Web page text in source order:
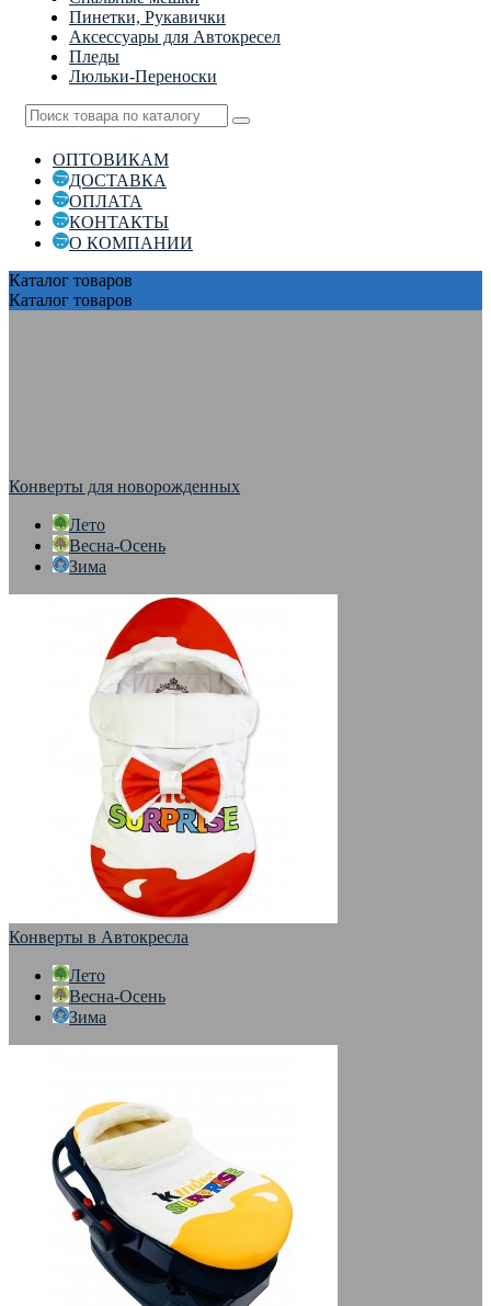
Пинетки, Рукавички
Аксессуары для Автокресел
Пледы
Люльки-Переноски
ОПТОВИКАМ
ДОСТАВКА
ОПЛАТА
КОНТАКТЫ
О КОМПАНИИ
Каталог товаров
Каталог товаров
Конверты для новорожденных
Лето
Весна-Осень
Зима
Конверты в Автокресла
Лето
Весна-Осень
Зима